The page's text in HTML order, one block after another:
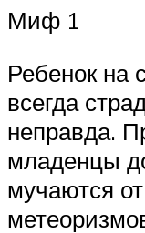
Миф 1
Ребенок на
всегда
неправда.
младенцы
мучаются